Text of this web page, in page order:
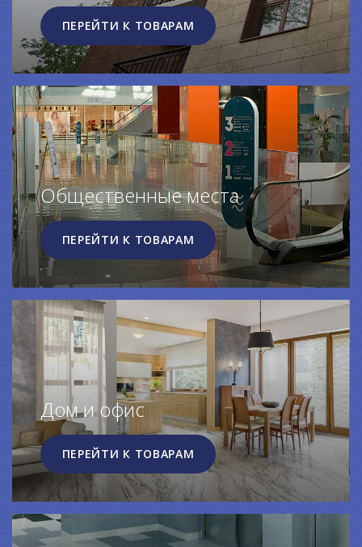
ПЕРЕЙТИ К ТОВАРАМ
Общественные места
ПЕРЕЙТИ К ТОВАРАМ
Дом и офис
ПЕРЕЙТИ К ТОВАРАМ